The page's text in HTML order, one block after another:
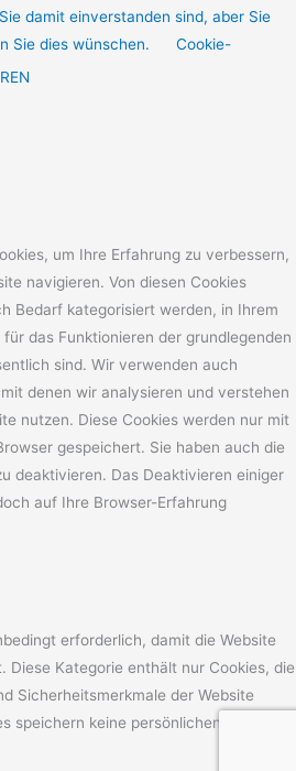
damit einverstanden sind, aber Sie
Sie dies wünschen.
Cookie-
um Ihre Erfahrung zu verbessern,
navigieren. Von diesen Cookies
Bedarf kategorisiert werden, in Ihrem
das Funktionieren der grundlegenden
sind. Wir verwenden auch
denen wir analysieren und verstehen
nutzen. Diese Cookies werden nur mit
gespeichert. Sie haben auch die
deaktivieren. Das Deaktivieren einiger
auf Ihre Browser-Erfahrung
erforderlich, damit die Website
Diese Kategorie enthält nur Cookies, die
Sicherheitsmerkmale der Website
speichern keine persönlichen